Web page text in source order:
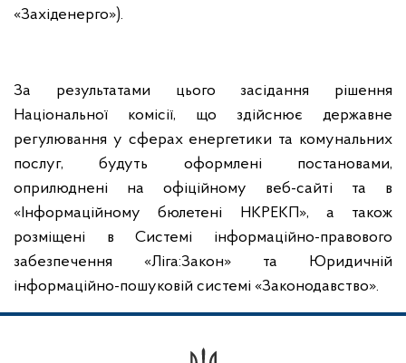
«Західенерго»).
За результатами цього засідання рішення
Національної комісії, що здійснює державне
регулювання у сферах енергетики та комунальних
послуг, будуть оформлені постановами,
оприлюднені на офіційному веб-сайті та в
«Інформаційному бюлетені НКРЕКП», а також
розміщені в Системі інформаційно-правового
забезпечення «Ліга:Закон» та Юридичній
інформаційно-пошуковій системі «Законодавство».